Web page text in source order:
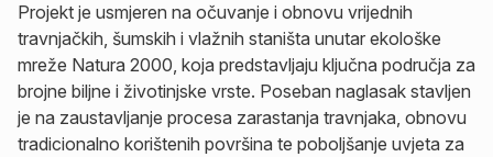
Projekt je usmjeren na očuvanje i obnovu vrijednih
travnjačkih, šumskih i vlažnih staništa unutar ekološke
mreže Natura 2000, koja predstavljaju ključna područja za
brojne biljne i životinjske vrste. Poseban naglasak stavljen
je na zaustavljanje procesa zarastanja travnjaka, obnovu
tradicionalno korištenih površina te poboljšanje uvjeta za